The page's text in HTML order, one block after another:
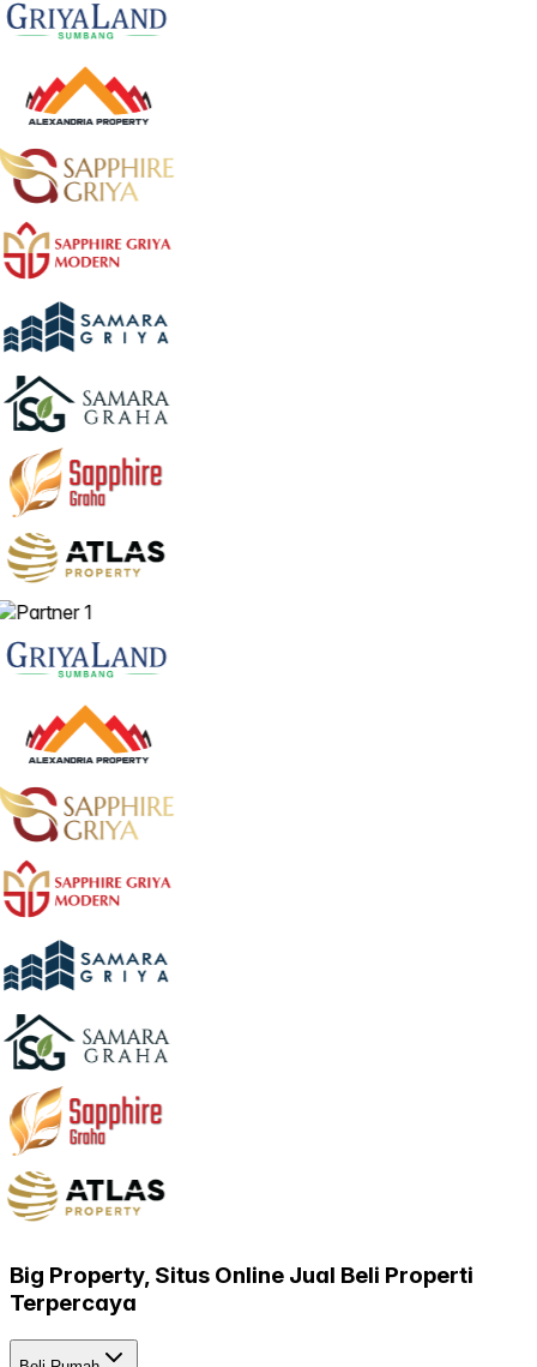
Big Property, Situs Online Jual Beli Properti
Terpercaya